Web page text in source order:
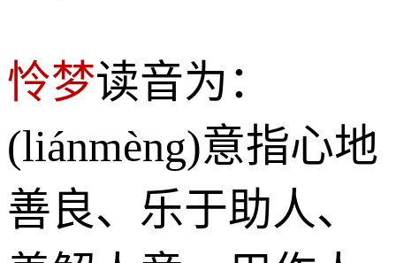
怜梦读音为：
(liánmèng)意指心地
善良、乐于助人、